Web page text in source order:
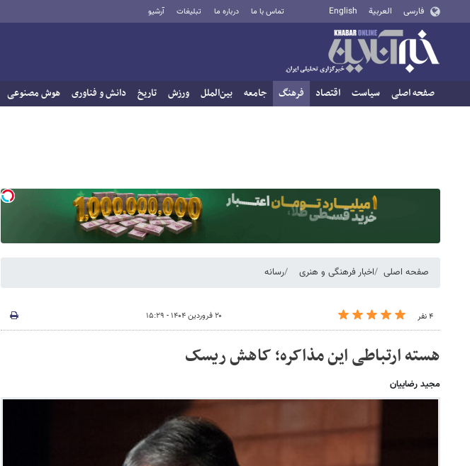
فارسی العربية English تماس با ما درباره ما تبلیغات آرشیو
صفحه اصلی سیاست اقتصاد فرهنگ جامعه بین‌الملل ورزش تاریخ دانش و فناوری هوش مصنوعی
صفحه اصلی اخبار فرهنگی و هنری رسانه
۴ نفر ۲۰ فروردین ۱۴۰۴ - ۱۵:۲۹
هسته ارتباطی این مذاکره؛ کاهش ریسک
مجید رضاییان